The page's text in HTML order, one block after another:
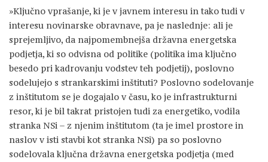
»Ključno vprašanje, ki je v javnem interesu in tako tudi v
interesu novinarske obravnave, pa je naslednje: ali je
sprejemljivo, da najpomembnejša državna energetska
podjetja, ki so odvisna od politike (politika ima ključno
besedo pri kadrovanju vodstev teh podjetij), poslovno
sodelujejo s strankarskimi inštituti? Poslovno sodelovanje
z inštitutom se je dogajalo v času, ko je infrastrukturni
resor, ki je bil takrat pristojen tudi za energetiko, vodila
stranka NSi – z njenim inštitutom (ta je imel prostore in
naslov v isti stavbi kot stranka NSi) pa so poslovno
sodelovala ključna državna energetska podjetja (med